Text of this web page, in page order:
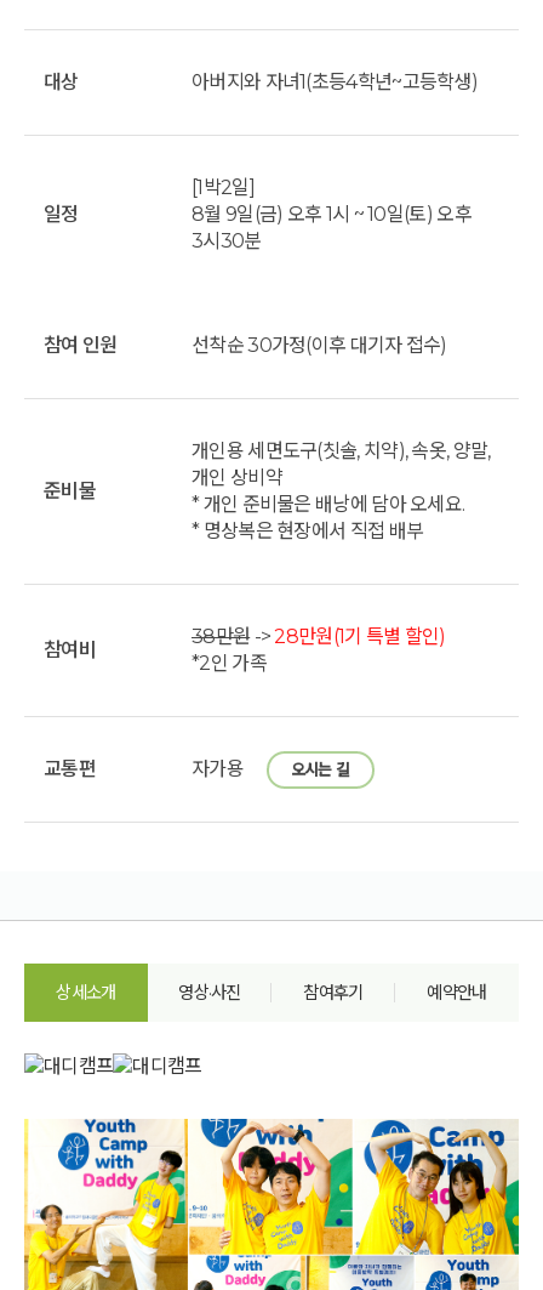
대상 아버지와 자녀1(초등4학년~고등학생)
일정
[1박2일]
8월 9일(금) 오후 1시 ~ 10일(토) 오후
3시30분
참여 인원 선착순 30가정(이후 대기자 접수)
준비물
개인용 세면도구(칫솔, 치약), 속옷, 양말,
개인 상비약
* 개인 준비물은 배낭에 담아 오세요.
* 명상복은 현장에서 직접 배부
참여비
38만원->28만원(1기 특별 할인)
*2인 가족
교통편 자가용 오시는 길
상세소개 영상·사진 참여후기 예약안내